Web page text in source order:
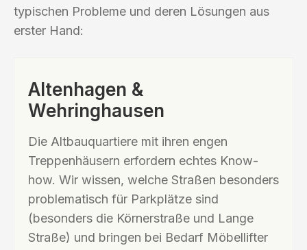
typischen Probleme und deren Lösungen aus
erster Hand:
Altenhagen &
Wehringhausen
Die Altbauquartiere mit ihren engen
Treppenhäusern erfordern echtes Know-
how. Wir wissen, welche Straßen besonders
problematisch für Parkplätze sind
(besonders die Körnerstraße und Lange
Straße) und bringen bei Bedarf Möbellifter